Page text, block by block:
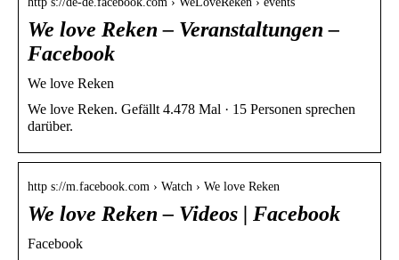
We love Reken – Veranstaltungen –
Facebook
We love Reken
We love Reken. Gefällt 4.478 Mal · 15 Personen sprechen
darüber.
http s://m.facebook.com › Watch › We love Reken
We love Reken – Videos | Facebook
Facebook